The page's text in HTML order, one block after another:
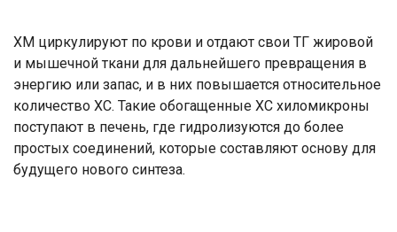
ХМ циркулируют по крови и отдают свои ТГ жировой
и мышечной ткани для дальнейшего превращения в
энергию или запас, и в них повышается относительное
количество ХС. Такие обогащенные ХС хиломикроны
поступают в печень, где гидролизуются до более
простых соединений, которые составляют основу для
будущего нового синтеза.